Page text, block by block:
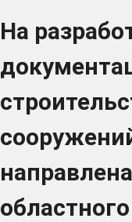
На